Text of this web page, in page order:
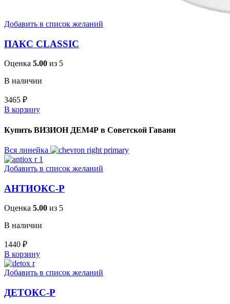
Добавить в список желаний
ПАКС CLASSIC
Оценка 5.00 из 5
В наличии
3465 ₽
В корзину
Купить ВИЗИОН ДЕМ4Р в Советской Гавани
Вся линейка
Добавить в список желаний
АНТИОКС-Р
Оценка 5.00 из 5
В наличии
1440 ₽
В корзину
Добавить в список желаний
ДЕТОКС-Р